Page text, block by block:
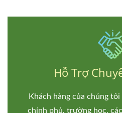
Hỗ Trợ
Khách hàng của chúng
chính phủ, trường học,